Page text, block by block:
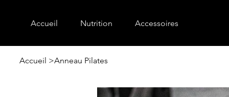
Accueil Nutrition Accessoires
Accueil >Anneau Pilates